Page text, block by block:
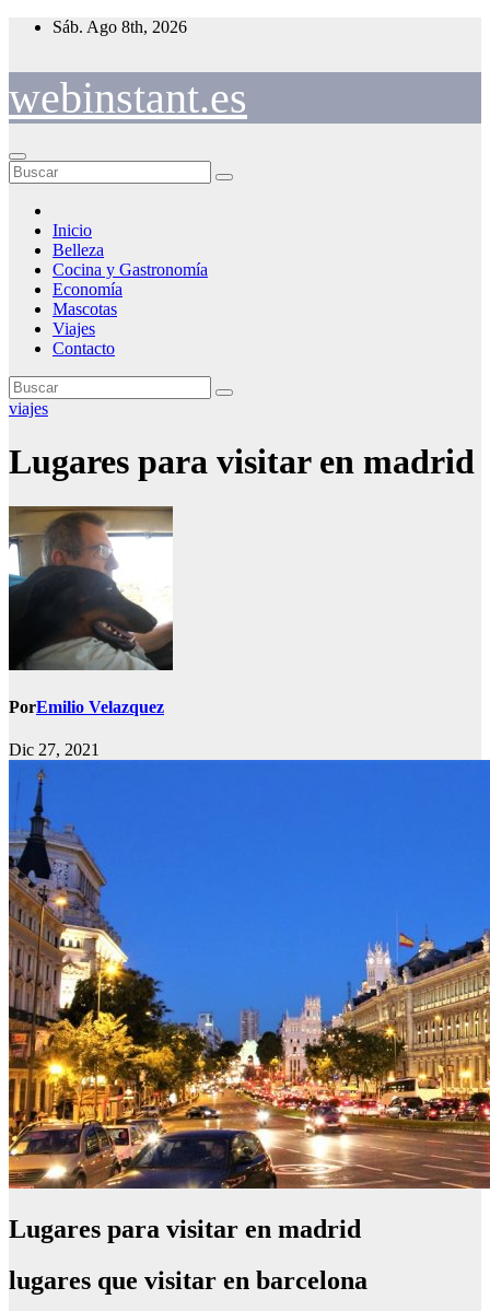
Saltar
Sáb. Ago 8th, 2026
webinstant.es
Inicio
Belleza
Cocina y Gastronomía
Economía
Mascotas
Viajes
Contacto
viajes
Lugares para visitar en madrid
PorEmilio Velazquez
Dic 27, 2021
Lugares para visitar en madrid
lugares que visitar en barcelona